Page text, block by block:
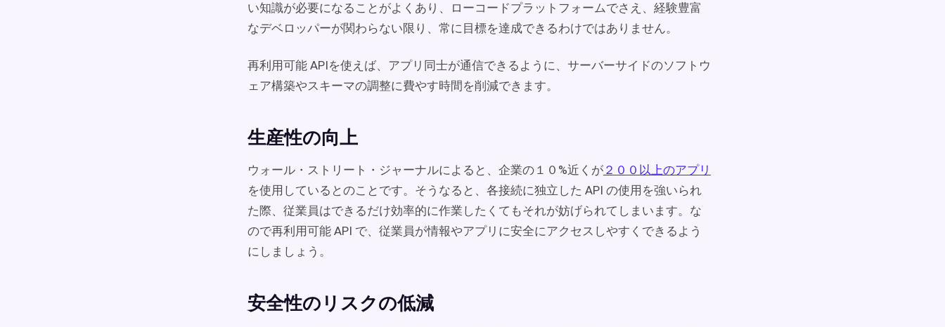
い知識が必要になることがよくあり、ローコードプラットフォームでさえ、経験豊富
なデベロッパーが関わらない限り、常に目標を達成できるわけではありません。
再利用可能 APIを使えば、アプリ同士が通信できるように、サーバーサイドのソフトウ
ェア構築やスキーマの調整に費やす時間を削減できます。
生産性の向上
ウォール・ストリート・ジャーナルによると、企業の１０%近くが ２００以上のアプリ
を使用しているとのことです。そうなると、各接続に独立した API の使用を強いられ
た際、従業員はできるだけ効率的に作業したくてもそれが妨げられてしまいます。な
ので再利用可能 API で、従業員が情報やアプリに安全にアクセスしやすくできるよう
にしましょう。
安全性のリスクの低減